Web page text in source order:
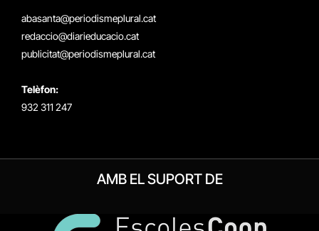
abasanta@periodismeplural.cat
redaccio@diarieducacio.cat
publicitat@periodismeplural.cat
Telèfon:
932 311 247
AMB EL SUPORT DE